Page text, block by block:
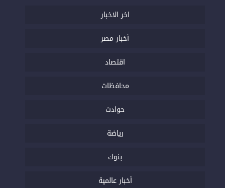
اخر الاخبار
أخبار مصر
اقتصاد
محافظات
حوادث
رياضة
بنوك
أخبار عالمية